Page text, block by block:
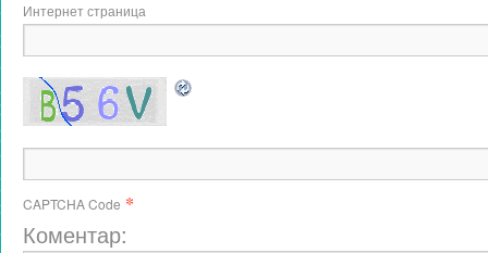
Интернет страница
CAPTCHA Code *
Коментар: